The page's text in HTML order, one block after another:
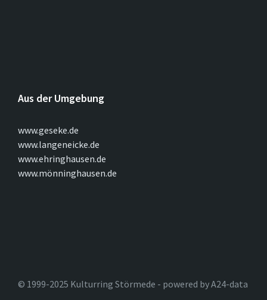
Aus der Umgebung
www.geseke.de
www.langeneicke.de
www.ehringhausen.de
www.mönninghausen.de
© 1999-2025 Kulturring Störmede - powered by A24-data